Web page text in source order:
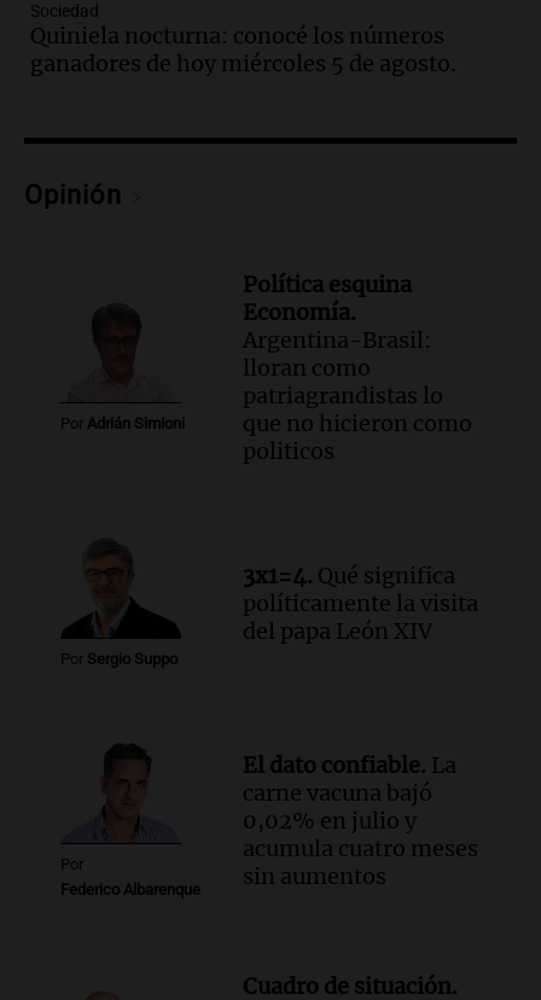
Episodios
Audio.Cierre del Paso Internacional
Cristo Redentor por acumulación de
Audio.
Episodios
Audio. La Universidad de Milán y su
colaboración con la municipalidad para
la educación y parques
Panorama Federal
historia nacida en Córdoba
Viva la Radio
Episodios
Audio.
Monseñor Fenoy celebra la visita
de León XIV a Argentina y reflexiona
Episodios
Audio. El ministro de Economía de Santa
Fe relativiza el impacto del fallo sobre
jubilaciones en la provincia
Panorama Federal
Episodios
Sociedad
Quiniela nocturna: conocé los números
ganadores de hoy miércoles 5 de agosto.
Opinión
Por Adrián Simioni
Política esquina
Economía.
Argentina-Brasil:
lloran como
patriagrandistas lo
que no hicieron como
politicos
Por Sergio Suppo
3x1=4. Qué significa
políticamente la visita
del papa León XIV
Por
Federico Albarenque
El dato confiable. La
carne vacuna bajó
0,02% en julio y
acumula cuatro meses
sin aumentos
Cuadro de situación.